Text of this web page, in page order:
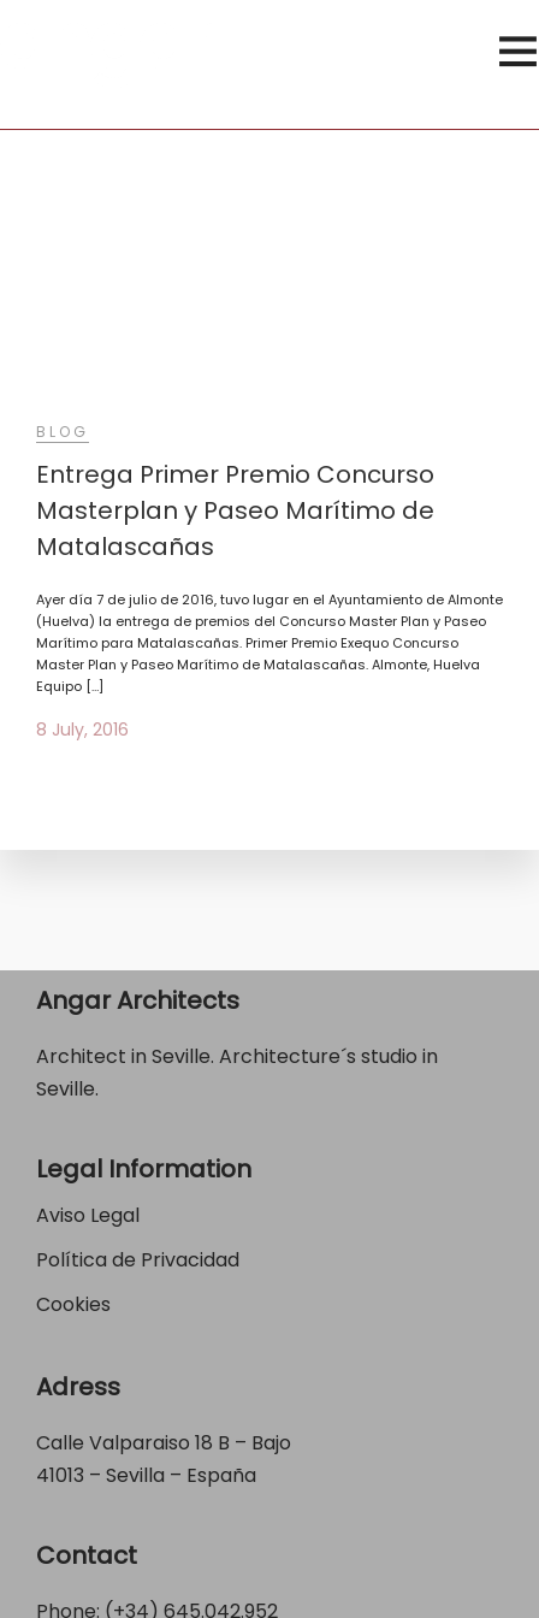
BLOG
Entrega Primer Premio Concurso
Masterplan y Paseo Marítimo de
Matalascañas
Ayer día 7 de julio de 2016, tuvo lugar en el Ayuntamiento de Almonte
(Huelva) la entrega de premios del Concurso Master Plan y Paseo
Marítimo para Matalascañas. Primer Premio Exequo Concurso
Master Plan y Paseo Marítimo de Matalascañas. Almonte, Huelva
Equipo […]
8 July, 2016
Angar Architects
Architect in Seville. Architecture´s studio in
Seville.
Legal Information
Aviso Legal
Política de Privacidad
Cookies
Adress
Calle Valparaiso 18 B – Bajo
41013 – Sevilla – España
Contact
Phone: (+34) 645.042.952